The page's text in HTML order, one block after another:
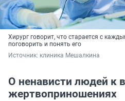
Хирург говорит, что старается с
поговорить и понять его
Источник: клиника Мешалкина
О ненависти людей к
жертвоприношениях